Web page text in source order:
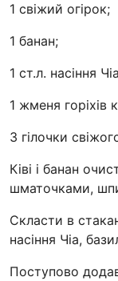
1 свіжий огірок;
1 банан;
1 ст.л. насіння
1 жменя горіхів
3 гілочки
Ківі і банан
шматочками,
Скласти в
насіння Чіа,
Поступово